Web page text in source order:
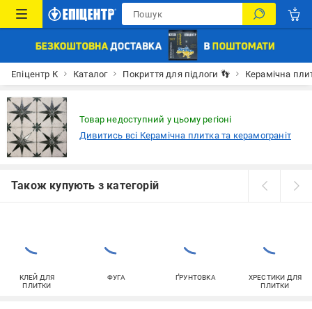
Епіцентр К Каталог Покриття для підлоги 👣 Керамічна
Товар недоступний у цьому регіоні
Дивитись всі Керамічна плитка та керамограніт
Також купують з категорій
КЛЕЙ ДЛЯ
ПЛИТКИ
ФУГА ҐРУНТОВКА
ХРЕСТИКИ ДЛЯ
ПЛИТКИ